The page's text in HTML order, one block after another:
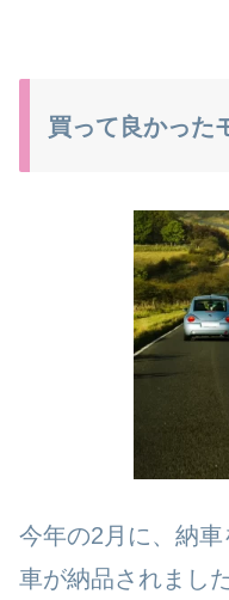
買って良かった
今年の2月に、納
車が納品されまし